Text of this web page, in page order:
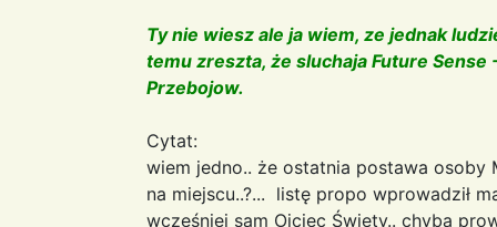
Ty nie wiesz ale ja wiem, ze jednak
temu zreszta, że sluchaja Future
Przebojow.
Cytat:
wiem jedno.. że ostatnia postawa osoby
na miejscu..?... listę propo wprowadził
wcześniej sam Ojciec Święty.. chyba